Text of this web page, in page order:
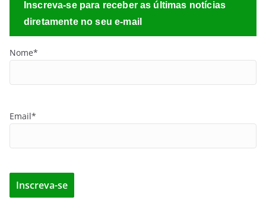
Inscreva-se para receber as últimas notícias
diretamente no seu e-mail
Nome*
Email*